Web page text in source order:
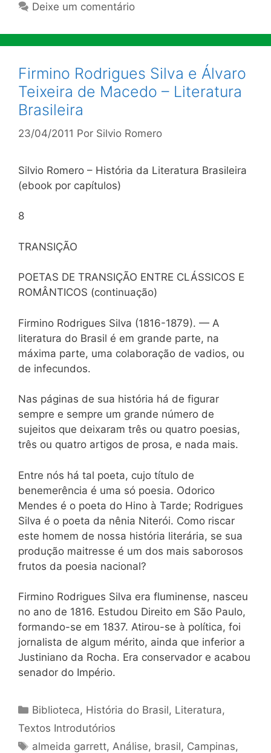
Deixe um comentário
Firmino Rodrigues Silva e Álvaro
Teixeira de Macedo – Literatura
Brasileira
23/04/2011 Por Silvio Romero
Silvio Romero – História da Literatura Brasileira
(ebook por capítulos)
8
TRANSIÇÃO
POETAS DE TRANSIÇÃO ENTRE CLÁSSICOS E
ROMÂNTICOS (continuação)
Firmino Rodrigues Silva (1816-1879). — A
literatura do Brasil é em grande parte, na
máxima parte, uma colaboração de vadios, ou
de infecundos.
Nas páginas de sua história há de figurar
sempre e sempre um grande número de
sujeitos que deixaram três ou quatro poesias,
três ou quatro artigos de prosa, e nada mais.
Entre nós há tal poeta, cujo título de
benemerência é uma só poesia. Odorico
Mendes é o poeta do Hino à Tarde; Rodrigues
Silva é o poeta da nênia Niterói. Como riscar
este homem de nossa história literária, se sua
produção maitresse é um dos mais saborosos
frutos da poesia nacional?
Firmino Rodrigues Silva era fluminense, nasceu
no ano de 1816. Estudou Direito em São Paulo,
formando-se em 1837. Atirou-se à política, foi
jornalista de algum mérito, ainda que inferior a
Justiniano da Rocha. Era conservador e acabou
senador do Império.
Categorias
Biblioteca, História do Brasil, Literatura,
Textos Introdutórios
Tags
almeida garrett,Análise, brasil, Campinas,